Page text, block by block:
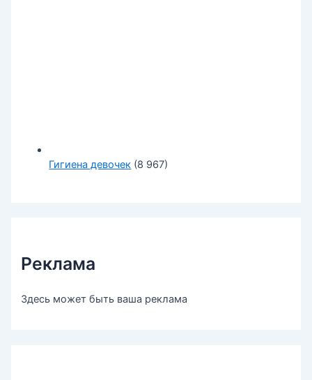
Гигиена девочек (8 967)
Реклама
Здесь может быть ваша реклама